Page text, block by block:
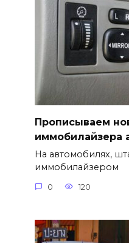
Прописываем
иммобилайзера
На автомобилях,
иммобилайзером
0 120